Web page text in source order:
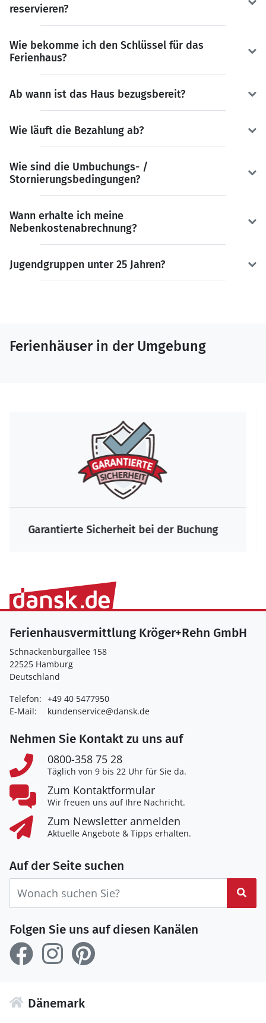
reservieren?
Wie bekomme ich den Schlüssel für das
Ferienhaus?
Ab wann ist das Haus bezugsbereit?
Wie läuft die Bezahlung ab?
Wie sind die Umbuchungs- /
Stornierungsbedingungen?
Wann erhalte ich meine
Nebenkostenabrechnung?
Jugendgruppen unter 25 Jahren?
Ferienhäuser in der Umgebung
Die größte Auswahl zum Bestpreis
Ferienhausvermittlung Kröger+Rehn GmbH
Schnackenburgallee 158
22525 Hamburg
Deutschland
Telefon: +49 40 5477950
E-Mail:
kundenservice@dansk.de
Nehmen Sie Kontakt zu uns auf
0800-358 75 28
Täglich von 9 bis 22 Uhr für Sie da.
Zum Kontaktformular
Wir freuen uns auf Ihre Nachricht.
Zum Newsletter anmelden
Aktuelle Angebote & Tipps erhalten.
Auf der Seite suchen
Folgen Sie uns auf diesen Kanälen
Dänemark